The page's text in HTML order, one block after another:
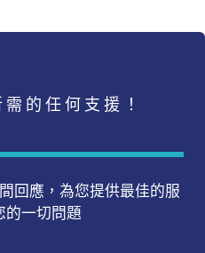
的任何支援！
回應，為您提供最佳的服
一切問題